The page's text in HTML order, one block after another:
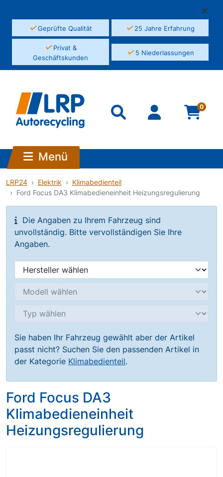
✓Geprüfte Qualität ✓25 Jahre Erfahrung
✓Privat &
Geschäftskunden
✓5 Niederlassungen
0
Menü
LRP24 Elektrik
Klimabedienteil
Ford Focus DA3 Klimabedieneinheit Heizungsregulierung
Die Angaben zu Ihrem Fahrzeug sind
unvollständig. Bitte vervollständigen Sie Ihre
Angaben.
Sie haben Ihr Fahrzeug gewählt aber der Artikel
passt nicht? Suchen Sie den passenden Artikel in
der Kategorie Klimabedienteil.
Ford Focus DA3
Klimabedieneinheit
Heizungsregulierung